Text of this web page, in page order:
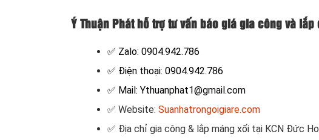
Ý Thuận Phát hỗ trợ tư vấn báo giá gia công và
✅ Zalo: 0904.942.786
✅ Điện thoại: 0904.942.786
✅ Mail: Ythuanphat1@gmail.com
✅ Website: Suanhatrongoigiare.com
✅ Địa chỉ gia công & lắp máng xối tại KCN Đức